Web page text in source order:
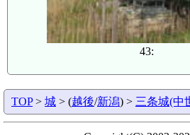
43:
TOP> 城 > (越後/新潟) > 三条城(中